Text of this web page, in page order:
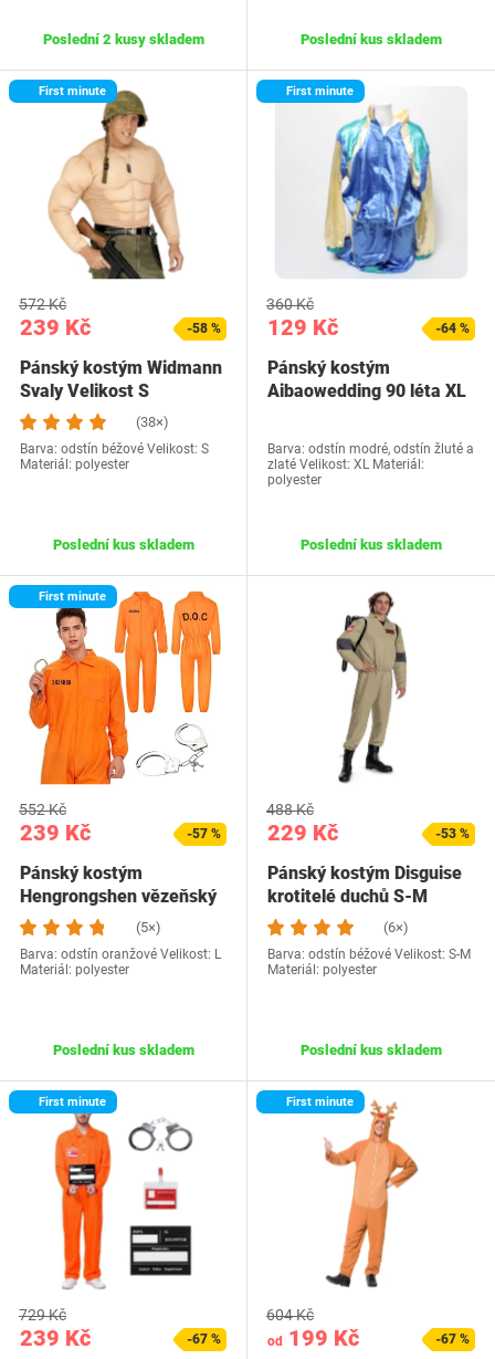
Poslední 2 kusy skladem Poslední kus skladem
First minute
239 Kč
572 Kč
-58 %
Pánský kostým Widmann
Svaly Velikost S
(38×)
Barva: odstín béžové Velikost: S
Materiál: polyester
Poslední kus skladem
First minute
129 Kč
360 Kč
-64 %
Pánský kostým
Aibaowedding 90 léta XL
Barva: odstín modré, odstín žluté a
zlaté Velikost: XL Materiál:
polyester
Poslední kus skladem
First minute
239 Kč
552 Kč
-57 %
Pánský kostým
Hengrongshen vězeňský
- L
(5×)
Barva: odstín oranžové Velikost: L
Materiál: polyester
Poslední kus skladem
229 Kč
488 Kč
-53 %
Pánský kostým Disguise
krotitelé duchů S-M
(6×)
Barva: odstín béžové Velikost: S-M
Materiál: polyester
Poslední kus skladem
First minute
239 Kč
729 Kč
-67 %
First minute
od 199 Kč
604 Kč
-67 %